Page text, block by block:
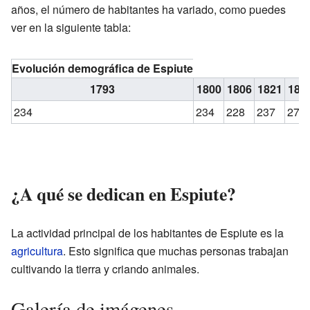
años, el número de habitantes ha variado, como puedes
ver en la siguiente tabla:
Evolución demográfica de Espiute
1793
1800 1806 1821
234
234 228 237 270
¿A qué se dedican en Espiute?
La actividad principal de los habitantes de Espiute es la
agricultura. Esto significa que muchas personas trabajan
cultivando la tierra y criando animales.